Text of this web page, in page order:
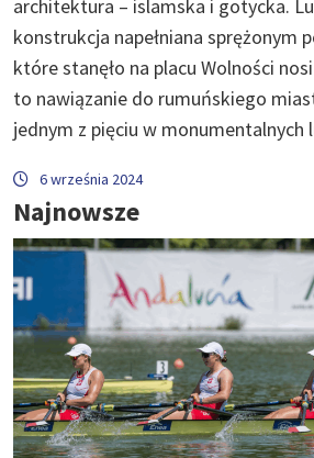
architektura – islamska i gotycka.
konstrukcja napełniana sprężonym
które stanęło na placu Wolności
to nawiązanie do rumuńskiego
jednym z pięciu w
6 września 2024
Najnowsze